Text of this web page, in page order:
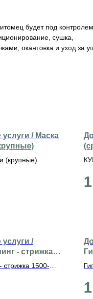
будет под
сушка,
окантовка и уход за
/ Маска
(крупные)
/
- стрижка
стрижка 1500-